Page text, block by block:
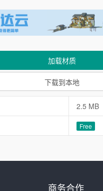
加载材质
下载到本地
2.5 MB
Free
商务合作